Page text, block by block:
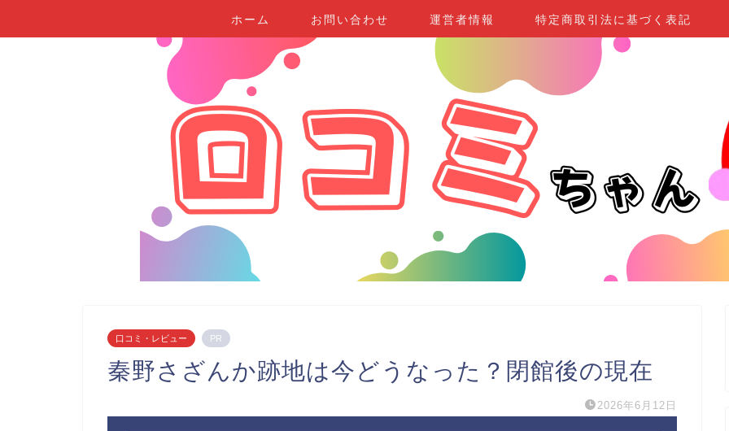
ホーム お問い合わせ 運営者情報 特定商取引法に基づく表記
口コミ・レビュー PR
秦野さざんか跡地は今どうなった？閉館後の現在
2026年6月12日